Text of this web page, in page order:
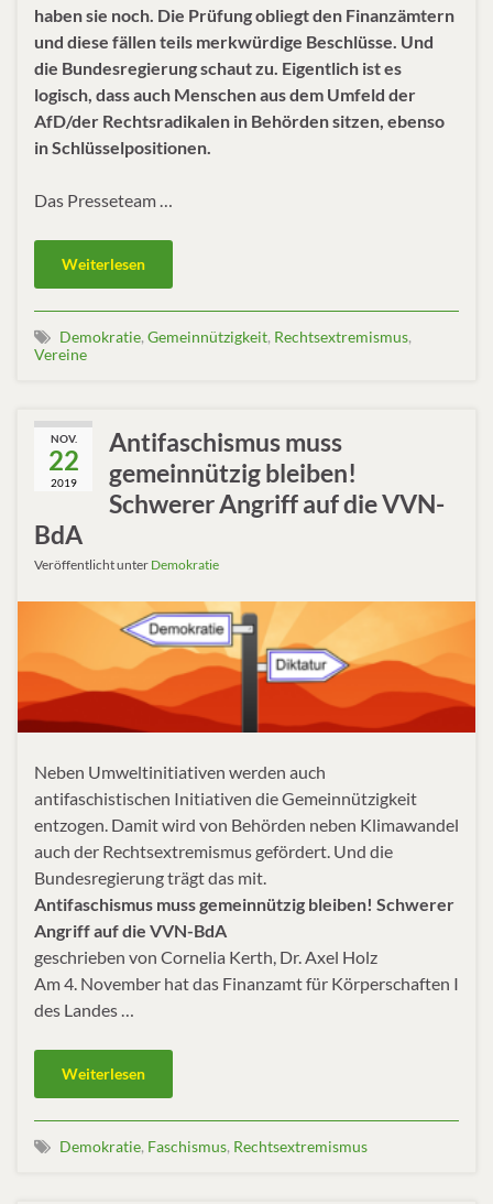
haben sie noch. Die Prüfung obliegt den Finanzämtern
und diese fällen teils merkwürdige Beschlüsse. Und
die Bundesregierung schaut zu. Eigentlich ist es
logisch, dass auch Menschen aus dem Umfeld der
AfD/der Rechtsradikalen in Behörden sitzen, ebenso
in Schlüsselpositionen.
Das Presseteam …
Weiterlesen
Demokratie, Gemeinnützigkeit, Rechtsextremismus,
Vereine
NOV.
22
2019
Antifaschismus muss
gemeinnützig bleiben!
Schwerer Angriff auf die VVN-
BdA
Veröffentlicht unter Demokratie
Neben Umweltinitiativen werden auch
antifaschistischen Initiativen die Gemeinnützigkeit
entzogen. Damit wird von Behörden neben Klimawandel
auch der Rechtsextremismus gefördert. Und die
Bundesregierung trägt das mit.
Antifaschismus muss gemeinnützig bleiben! Schwerer
Angriff auf die VVN-BdA
geschrieben von Cornelia Kerth, Dr. Axel Holz
Am 4. November hat das Finanzamt für Körperschaften I
des Landes …
Weiterlesen
Demokratie, Faschismus, Rechtsextremismus